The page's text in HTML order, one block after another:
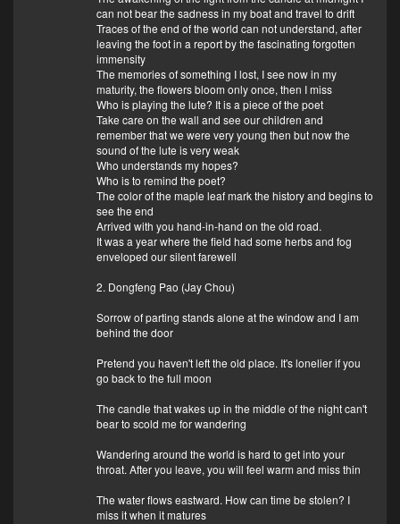
can not bear the sadness in my boat and travel to drift
Traces of the end of the world can not understand, after
leaving the foot in a report by the fascinating forgotten
immensity
The memories of something I lost, I see now in my
maturity, the flowers bloom only once, then I miss
Who is playing the lute? It is a piece of the poet
Take care on the wall and see our children and
remember that we were very young then but now the
sound of the lute is very weak
Who understands my hopes?
Who is to remind the poet?
The color of the maple leaf mark the history and begins to
see the end
Arrived with you hand-in-hand on the old road.
It was a year where the field had some herbs and fog
enveloped our silent farewell
2. Dongfeng Pao (Jay Chou)
Sorrow of parting stands alone at the window and I am
behind the door
Pretend you haven't left the old place. It's lonelier if you
go back to the full moon
The candle that wakes up in the middle of the night can't
bear to scold me for wandering
Wandering around the world is hard to get into your
throat. After you leave, you will feel warm and miss thin
The water flows eastward. How can time be stolen? I
miss it when it matures